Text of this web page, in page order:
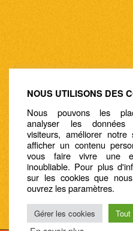
NOUS UTILISONS DES
Nous pouvons les
analyser les
visiteurs, améliorer notre
afficher un contenu
vous faire vivre une
inoubliable. Pour plus
sur les cookies que
ouvrez les paramètres.
Gérer les cookies